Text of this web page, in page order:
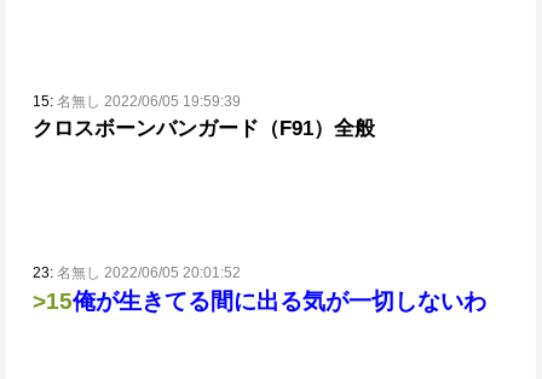
15: 名無し 2022/06/05 19:59:39
クロスボーンバンガード（F91）全般
23: 名無し 2022/06/05 20:01:52
>15俺が生きてる間に出る気が一切しないわ